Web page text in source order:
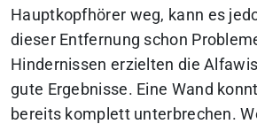
Hauptkopfhörer weg, kann es
dieser Entfernung schon
Hindernissen erzielten die
gute Ergebnisse. Eine Wand
bereits komplett unterbrechen.